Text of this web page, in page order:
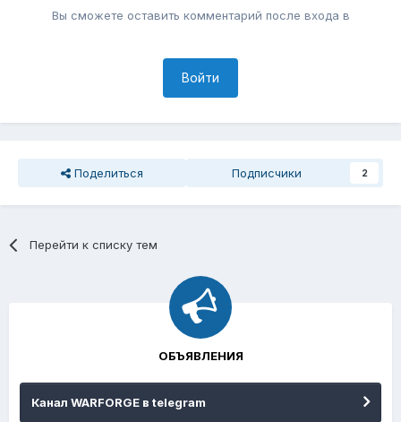
Вы сможете оставить комментарий после входа в
Войти
Поделиться Подписчики 2
Перейти к списку тем
ОБЪЯВЛЕНИЯ
Канал WARFORGE в telegram